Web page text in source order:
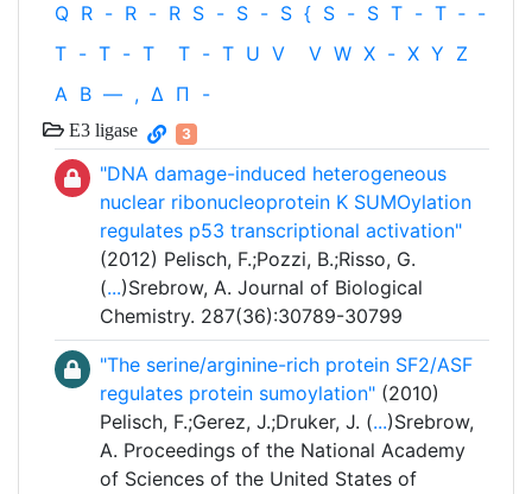
Q R - R - R S - S - S { S - S T - T ‐ -
T - T - T T - T U V V W X - X Y Z
Α Β — , Δ Π -
E3 ligase 3
"DNA damage-induced heterogeneous
nuclear ribonucleoprotein K SUMOylation
regulates p53 transcriptional activation"
(2012) Pelisch, F.;Pozzi, B.;Risso, G.
(...)Srebrow, A. Journal of Biological
Chemistry. 287(36):30789-30799
"The serine/arginine-rich protein SF2/ASF
regulates protein sumoylation" (2010)
Pelisch, F.;Gerez, J.;Druker, J. (...)Srebrow,
A. Proceedings of the National Academy
of Sciences of the United States of